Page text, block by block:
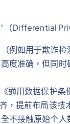
Differential
例如用于欺诈
度准确，但同
通用数据保护
，提前布局该技
不接触原始个